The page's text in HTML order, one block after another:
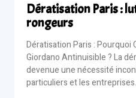
Dératisation Paris :
rongeurs
Dératisation Paris : Pourquoi
Giordano Antinuisible ? La
devenue une nécessité
particuliers et les entreprises.